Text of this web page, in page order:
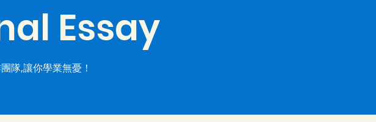
Essay
隊,讓你學業無憂！